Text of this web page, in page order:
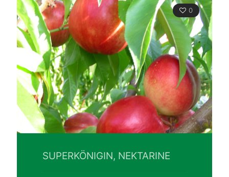
0
SUPERKÖNIGIN, NEKTARINE